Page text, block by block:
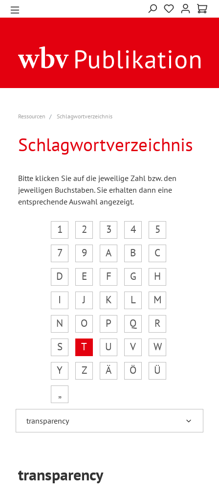
Ressourcen Schlagwortverzeichnis
Schlagwortverzeichnis
Bitte klicken Sie auf die jeweilige Zahl bzw. den
jeweiligen Buchstaben. Sie erhalten dann eine
entsprechende Auswahl angezeigt.
1 2 3 4
5
7
9 A B
C
D
E F G
H
I
J K L
M
N
O P Q
R
S
T U V
W
Y
Z Ä Ö
Ü
„
transparency